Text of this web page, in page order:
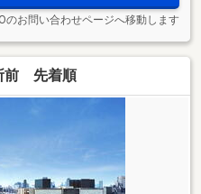
のお問い合わせページへ移動します
前 先着順